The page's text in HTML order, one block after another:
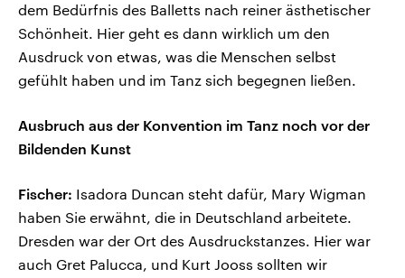
dem Bedürfnis des Balletts nach reiner ästhetischer
Schönheit. Hier geht es dann wirklich um den
Ausdruck von etwas, was die Menschen selbst
gefühlt haben und im Tanz sich begegnen ließen.
Ausbruch aus der Konvention im Tanz noch vor der
Bildenden Kunst
Fischer: Isadora Duncan steht dafür, Mary Wigman
haben Sie erwähnt, die in Deutschland arbeitete.
Dresden war der Ort des Ausdruckstanzes. Hier war
auch Gret Palucca, und Kurt Jooss sollten wir